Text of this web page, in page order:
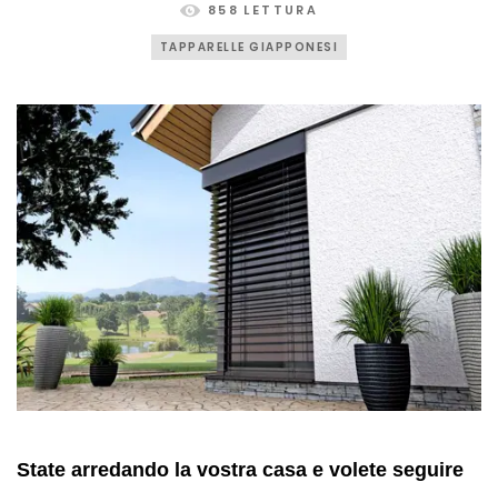
858 LETTURA
TAPPARELLE GIAPPONESI
State arredando la vostra casa e volete seguire